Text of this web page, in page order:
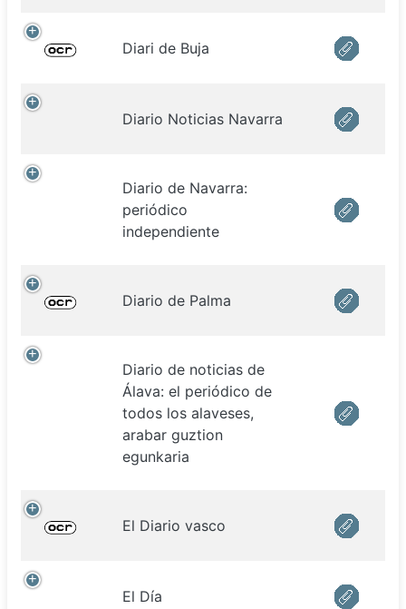
Diari de Buja
Diario Noticias Navarra
Diario de Navarra:
periódico
independiente
Diario de Palma
Diario de noticias de
Álava: el periódico de
todos los alaveses,
arabar guztion
egunkaria
El Diario vasco
El Día